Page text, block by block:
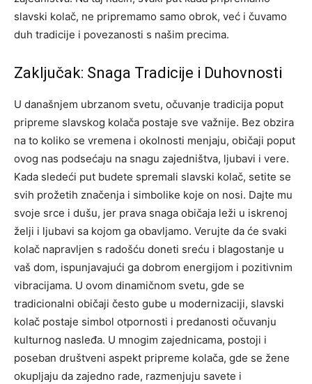
slavski kolač, ne pripremamo samo obrok, već i čuvamo
duh tradicije i povezanosti s našim precima.
Zaključak: Snaga Tradicije i Duhovnosti
U današnjem ubrzanom svetu, očuvanje tradicija poput
pripreme slavskog kolača postaje sve važnije. Bez obzira
na to koliko se vremena i okolnosti menjaju, običaji poput
ovog nas podsećaju na snagu zajedništva, ljubavi i vere.
Kada sledeći put budete spremali slavski kolač, setite se
svih prožetih značenja i simbolike koje on nosi. Dajte mu
svoje srce i dušu, jer prava snaga običaja leži u iskrenoj
želji i ljubavi sa kojom ga obavljamo. Verujte da će svaki
kolač napravljen s radošću doneti sreću i blagostanje u
vaš dom, ispunjavajući ga dobrom energijom i pozitivnim
vibracijama. U ovom dinamičnom svetu, gde se
tradicionalni običaji često gube u modernizaciji, slavski
kolač postaje simbol otpornosti i predanosti očuvanju
kulturnog nasleđa. U mnogim zajednicama, postoji i
poseban društveni aspekt pripreme kolača, gde se žene
okupljaju da zajedno rade, razmenjuju savete i